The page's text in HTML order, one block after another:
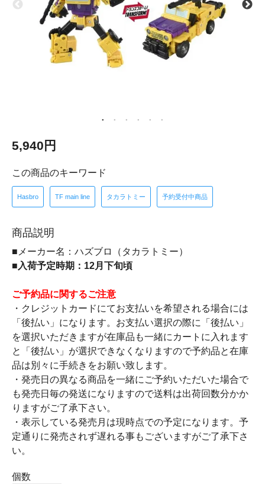
5,940円
この商品のキーワード
Hasbro TF main line タカラトミー 予約受付中商品
商品説明
■メーカー名：ハズブロ（タカラトミー）
■入荷予定時期：12月下旬頃
ご予約品に関するご注意
・クレジットカードにてお支払いを希望される場合には
「後払い」になります。お支払い選択の際に「後払い」
を選択いただきますが在庫品も一緒にカートに入れます
と「後払い」が選択できなくなりますので予約品と在庫
品は別々に手続きをお願い致します。
・発売日の異なる商品を一緒にご予約いただいた場合で
も発売日毎の発送になりますので送料は出荷回数分かか
りますがご了承下さい。
・表示している発売月は現時点での予定になります。予
定通りに発売されず遅れる事もございますがご了承下さ
い。
個数